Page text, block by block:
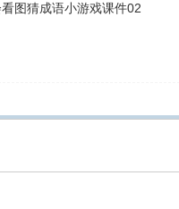
图猜成语小游戏课件02